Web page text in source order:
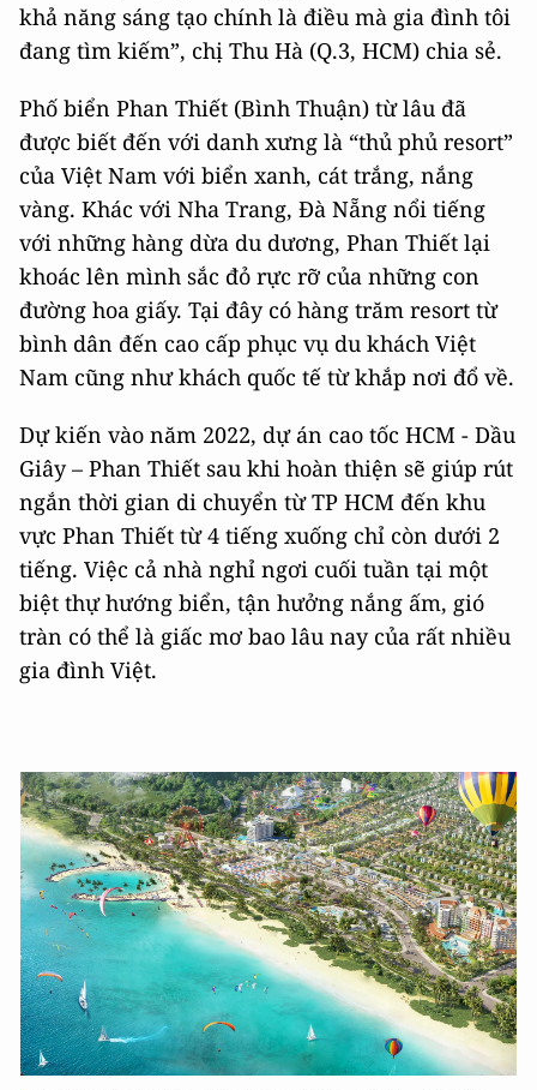
khả năng sáng tạo chính là điều mà gia đình tôi
đang tìm kiếm”, chị Thu Hà (Q.3, HCM) chia sẻ.
Phố biển Phan Thiết (Bình Thuận) từ lâu đã
được biết đến với danh xưng là “thủ phủ resort”
của Việt Nam với biển xanh, cát trắng, nắng
vàng. Khác với Nha Trang, Đà Nẵng nổi tiếng
với những hàng dừa du dương, Phan Thiết lại
khoác lên mình sắc đỏ rực rỡ của những con
đường hoa giấy. Tại đây có hàng trăm resort từ
bình dân đến cao cấp phục vụ du khách Việt
Nam cũng như khách quốc tế từ khắp nơi đổ về.
Dự kiến vào năm 2022, dự án cao tốc HCM - Dầu
Giây – Phan Thiết sau khi hoàn thiện sẽ giúp rút
ngắn thời gian di chuyển từ TP HCM đến khu
vực Phan Thiết từ 4 tiếng xuống chỉ còn dưới 2
tiếng. Việc cả nhà nghỉ ngơi cuối tuần tại một
biệt thự hướng biển, tận hưởng nắng ấm, gió
tràn có thể là giấc mơ bao lâu nay của rất nhiều
gia đình Việt.